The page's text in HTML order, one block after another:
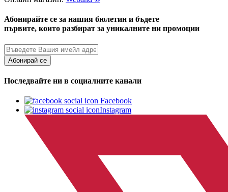
Абонирайте се за нашия бюлетин и бъдете
първите, които разбират за уникалните ни промоции
Абонирай се
Последвайте ни в социалните канали
Facebook
Instagram